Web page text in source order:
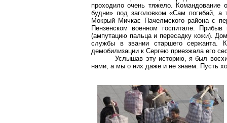
проходило очень тяжело. Командование
будни» под заголовком «Сам погибай,
Мокрый Мичкас Пачелмскогорайона с
Пензенском военном госпитале.
(ампутацию пальца и пересадку кожи).
службы в звании старшего сержанта.
демобилизации к Сергею приезжала его
Услышав эту историю, я был
нами, а мы о них даже и не знаем. Пусть